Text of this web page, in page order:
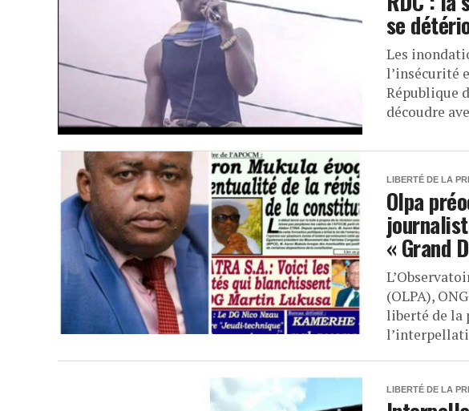
se
Les
l’insécurité
République
découdre
LIBERTÉ DE LA
Olpa
« Grand
(OLPA),
liberté de la
LIBERTÉ DE LA